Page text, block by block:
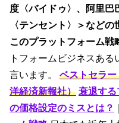
度〈バイドゥ〉、阿里巴
〈テンセント〉＞など
このプラットフォーム戦
トフォームビジネスあ
言います。 ベストセラ
洋経済新報社） 衰退す
の価格設定のミスとは？